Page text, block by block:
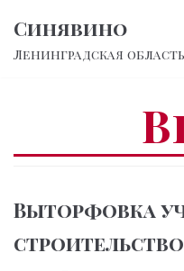
Перейти
к
Синявино
Ленинградская область
Выторфовка